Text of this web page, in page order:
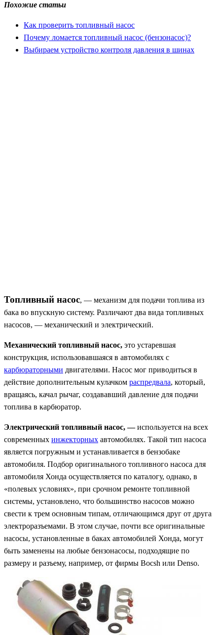
Похожие статьи
Как проверить топливный насос
Почему ломается топливный насос (бензонасос)?
Выбираем устройство контроля давления в шинах
Топливный насос, — механизм для подачи топлива из
бака во впускную систему. Различают два вида топливных
насосов, — механический и электрический.
Механический топливный насос, это устаревшая
конструкция, использовавшаяся в автомобилях с
карбюраторными двигателями. Насос мог приводиться в
действие дополнительным кулачком распредвала, который,
вращаясь, качал рычаг, создававший давление для подачи
топлива в карбюратор.
Электрический топливный насос, —используется на всех
современных инжекторных автомобилях. Такой тип насоса
является погружным и устанавливается в бензобаке
автомобиля. Подбор оригинального топливного насоса для
автомобиля Хонда осуществляется по каталогу, однако, в
«полевых условиях», при срочном ремонте топливной
системы, установлено, что большинство насосов можно
свести к трем основным типам, отличающимся друг от друга
электроразъемами. В этом случае, почти все оригинальные
насосы, установленные в баках автомобилей Хонда, могут
быть заменены на любые бензонасосы, подходящие по
размеру и разъему, например, от фирмы Bocsh или Denso.